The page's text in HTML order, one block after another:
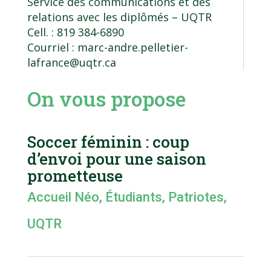
relations avec les diplômés – UQTR
Cell. : 819 384-6890
Courriel : marc-andre.pelletier-
lafrance@uqtr.ca
On vous propose
Soccer féminin : coup
d’envoi pour une saison
prometteuse
Accueil Néo, Étudiants, Patriotes,
UQTR